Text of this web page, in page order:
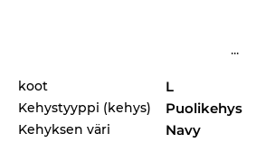
...
koot L
Kehystyyppi (kehys) Puolikehys
Kehyksen väri Navy